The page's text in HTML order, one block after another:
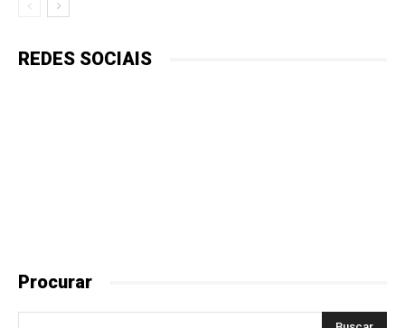
REDES SOCIAIS
Procurar